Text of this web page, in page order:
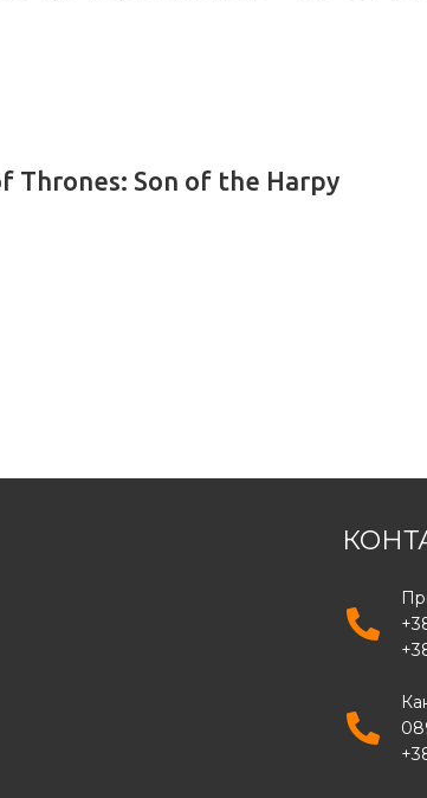
Thrones: Son of the Harpy